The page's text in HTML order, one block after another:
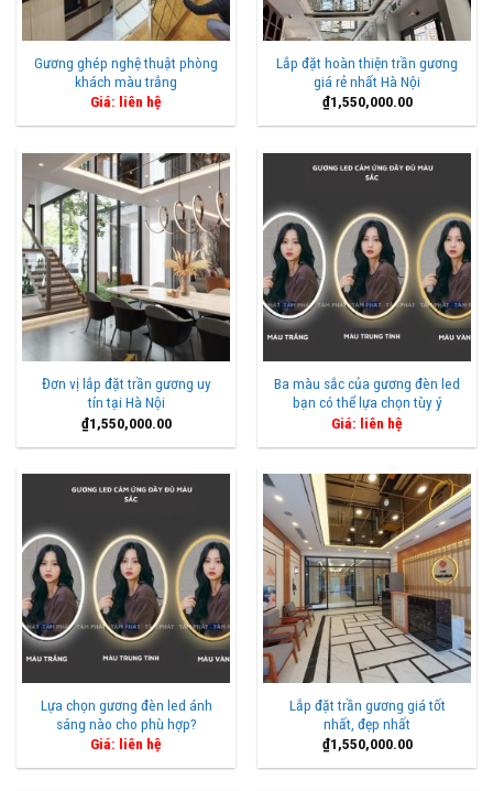
Gương ghép nghệ thuật phòng
khách màu trắng
Giá: liên hệ
Lắp đặt hoàn thiện trần gương
giá rẻ nhất Hà Nội
₫1,550,000.00
Đơn vị lắp đặt trần gương uy
tín tại Hà Nội
₫1,550,000.00
Ba màu sắc của gương đèn led
bạn có thể lựa chọn tùy ý
Giá: liên hệ
Lựa chọn gương đèn led ánh
sáng nào cho phù hợp?
Giá: liên hệ
Lắp đặt trần gương giá tốt
nhất, đẹp nhất
₫1,550,000.00